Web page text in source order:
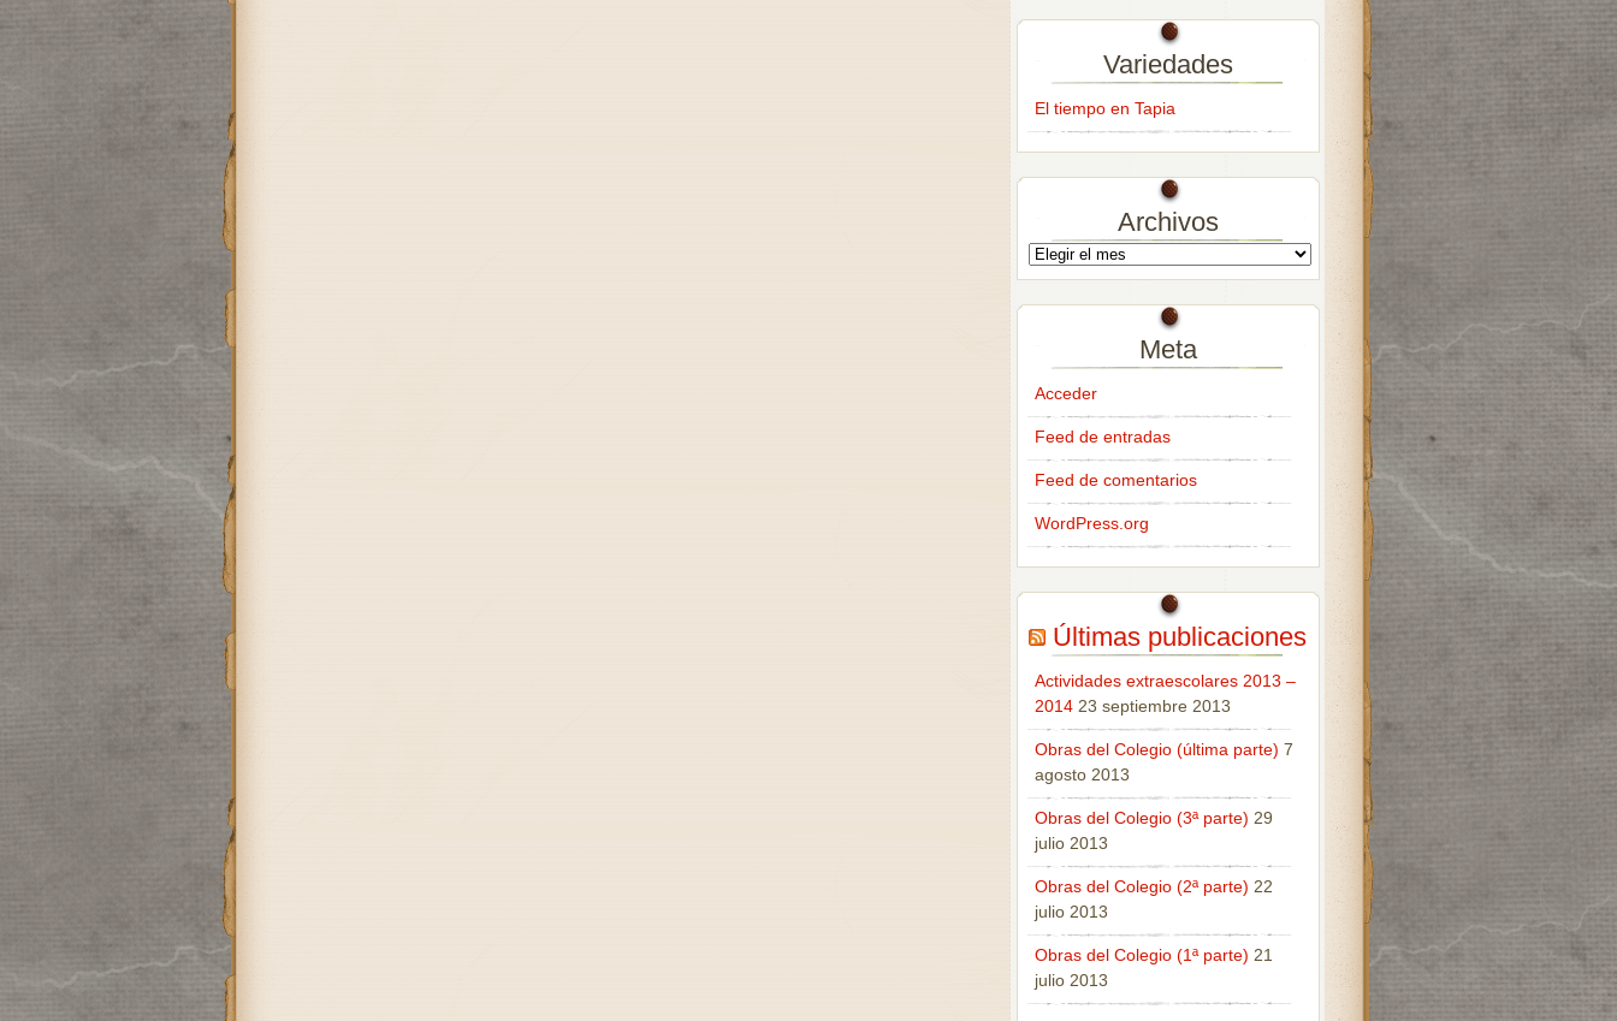
Variedades
El tiempo en Tapia
Archivos
Meta
Acceder
Feed de entradas
Feed de comentarios
WordPress.org
Últimas publicaciones
Actividades extraescolares 2013 –
2014 23 septiembre 2013
Obras del Colegio (última parte) 7
agosto 2013
Obras del Colegio (3ª parte) 29
julio 2013
Obras del Colegio (2ª parte) 22
julio 2013
Obras del Colegio (1ª parte) 21
julio 2013